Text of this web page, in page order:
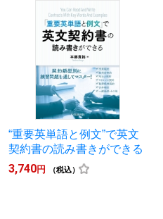
“重要英単語と例文”で英文
契約書の読み書きができる
3,740円 （税込）